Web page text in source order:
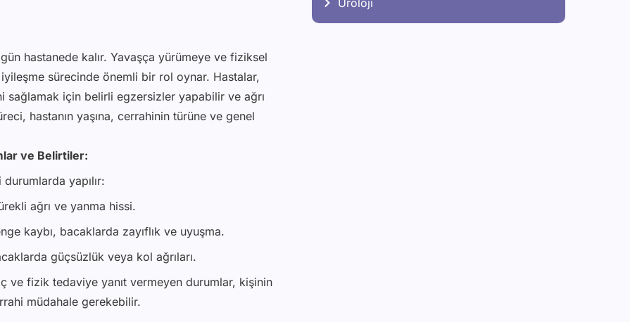
hastanede kalır. Yavaşça yürümeye ve fiziksel
sürecinde önemli bir rol oynar. Hastalar,
için belirli egzersizler yapabilir ve ağrı
hastanın yaşına, cerrahinin türüne ve genel
ve Belirtiler:
yapılır:
ağrı ve yanma hissi.
kaybı, bacaklarda zayıflık ve uyuşma.
güçsüzlük veya kol ağrıları.
ve fizik tedaviye yanıt vermeyen durumlar, kişinin
müdahale gerekebilir.